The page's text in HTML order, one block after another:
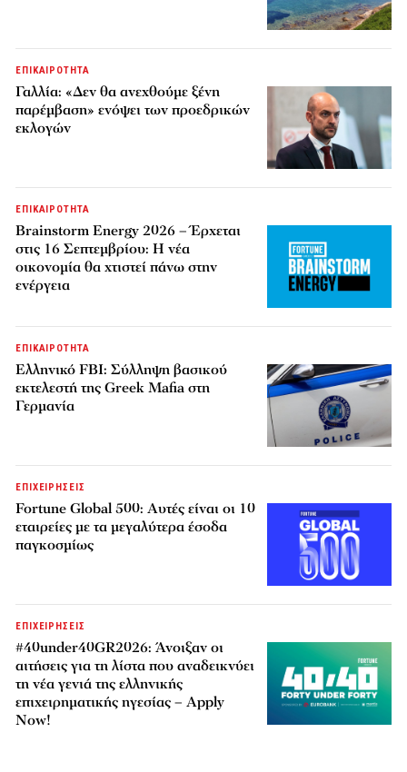
ΕΠΙΚΑΙΡΟΤΗΤΑ
Γαλλία: «Δεν θα ανεχθούμε ξένη
παρέμβαση» ενόψει των προεδρικών
εκλογών
ΕΠΙΚΑΙΡΟΤΗΤΑ
Brainstorm Energy 2026 – Έρχεται
στις 16 Σεπτεμβρίου: Η νέα
οικονομία θα χτιστεί πάνω στην
ενέργεια
ΕΠΙΚΑΙΡΟΤΗΤΑ
Ελληνικό FBI: Σύλληψη βασικού
εκτελεστή της Greek Mafia στη
Γερμανία
ΕΠΙΧΕΙΡΗΣΕΙΣ
Fortune Global 500: Αυτές είναι οι 10
εταιρείες με τα μεγαλύτερα έσοδα
παγκοσμίως
ΕΠΙΧΕΙΡΗΣΕΙΣ
#40under40GR2026: Άνοιξαν οι
αιτήσεις για τη λίστα που αναδεικνύει
τη νέα γενιά της ελληνικής
επιχειρηματικής ηγεσίας – Apply
Now!